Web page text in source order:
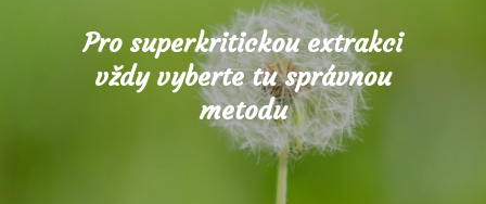
Pro superkritickou extrakci
vždy vyberte tu správnou
metodu